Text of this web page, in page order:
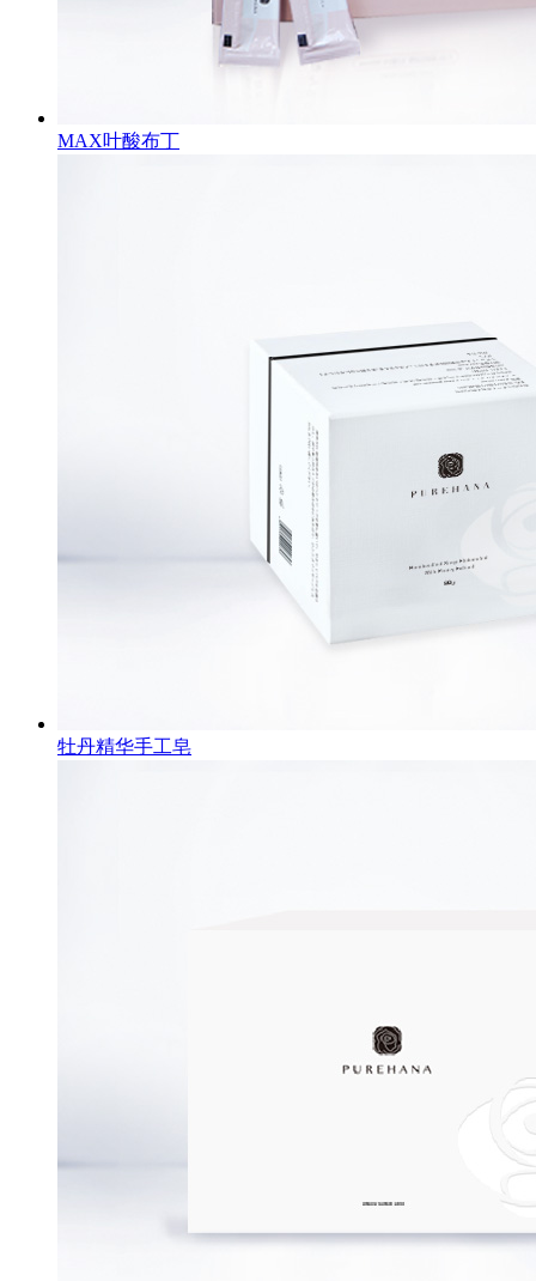
MAX叶酸布丁
牡丹精华手工皂